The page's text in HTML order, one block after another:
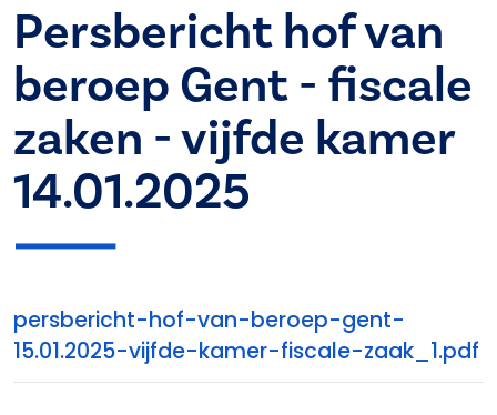
Persbericht hof van
beroep Gent - fiscale
zaken - vijfde kamer
14.01.2025
persbericht-hof-van-beroep-gent-
15.01.2025-vijfde-kamer-fiscale-zaak_1.pdf